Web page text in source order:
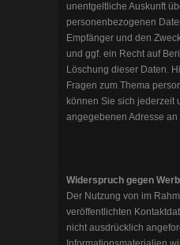
unentgeltliche Auskunft
personenbezogenen
Empfänger und den
und ggf. ein Recht auf
Löschung dieser Daten.
Fragen zum Thema
können Sie sich jederzeit
angegebenen Adresse
Widerspruch gegen
Der Nutzung von im
veröffentlichten
nicht ausdrücklich